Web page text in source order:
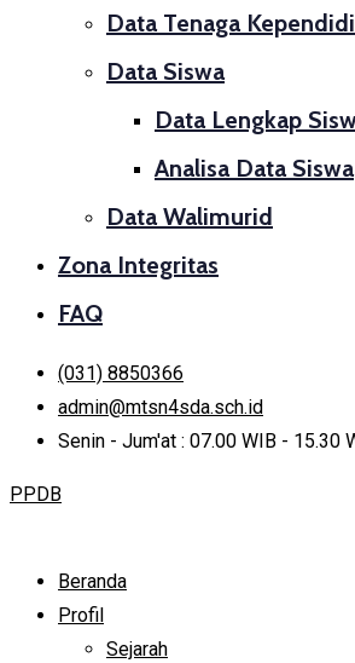
Data Tenaga
Data Siswa
Data Lengkap
Analisa Data Siswa
Data Walimurid
Zona Integritas
FAQ
(031) 8850366
admin@mtsn4sda.sch.id
Senin - Jum'at : 07.00 WIB - 15.30
PPDB
Beranda
Profil
Sejarah